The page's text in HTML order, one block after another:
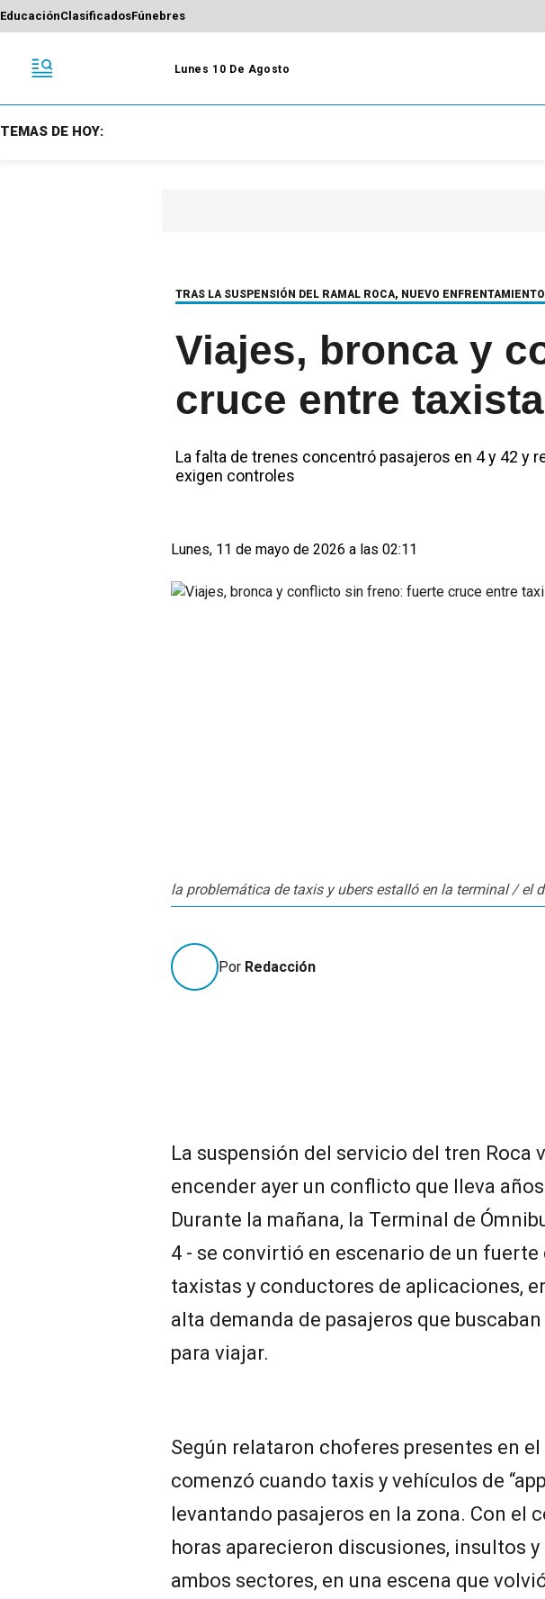
EducaciónClasificadosFúnebres
Lunes 10 De Agosto
TEMAS DE HOY:
TRAS LA SUSPENSIÓN DEL RAMAL ROCA, NUEVO
Viajes, bronca y
cruce entre
La falta de trenes concentró pasajeros en 4 y 42 y
exigen controles
Lunes, 11 de mayo de 2026 a las 02:11
la problemática de taxis y ubers estalló en la terminal / el
Por Redacción
La suspensión del servicio del tren Roca
encender ayer un conflicto que lleva
Durante la mañana, la Terminal de
4 - se convirtió en escenario de un fuerte
taxistas y conductores de aplicaciones,
alta demanda de pasajeros que
para viajar.
Según relataron choferes presentes en
comenzó cuando taxis y vehículos de
levantando pasajeros en la zona. Con el
horas aparecieron discusiones, insultos
ambos sectores, en una escena que